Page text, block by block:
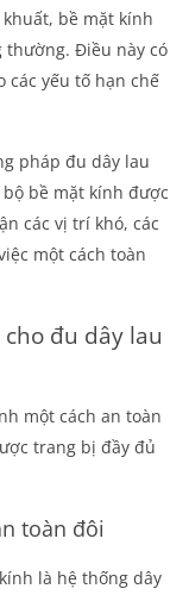
bề mặt kính
thường. Điều này có
các yếu tố hạn chế
pháp đu dây lau
bề mặt kính được
các vị trí khó, các
một cách toàn
đu dây lau
một cách an toàn
trang bị đầy đủ
toàn đôi
là hệ thống dây